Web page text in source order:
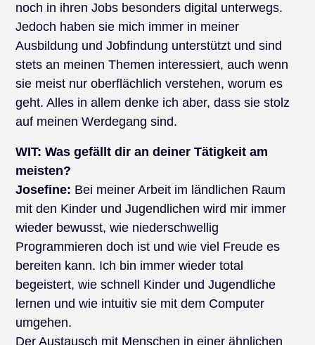
noch in ihren Jobs besonders digital unterwegs.
Jedoch haben sie mich immer in meiner
Ausbildung und Jobfindung unterstützt und sind
stets an meinen Themen interessiert, auch wenn
sie meist nur oberflächlich verstehen, worum es
geht. Alles in allem denke ich aber, dass sie stolz
auf meinen Werdegang sind.
WIT: Was gefällt dir an deiner Tätigkeit am
meisten?
Josefine: Bei meiner Arbeit im ländlichen Raum
mit den Kinder und Jugendlichen wird mir immer
wieder bewusst, wie niederschwellig
Programmieren doch ist und wie viel Freude es
bereiten kann. Ich bin immer wieder total
begeistert, wie schnell Kinder und Jugendliche
lernen und wie intuitiv sie mit dem Computer
umgehen.
Der Austausch mit Menschen in einer ähnlichen